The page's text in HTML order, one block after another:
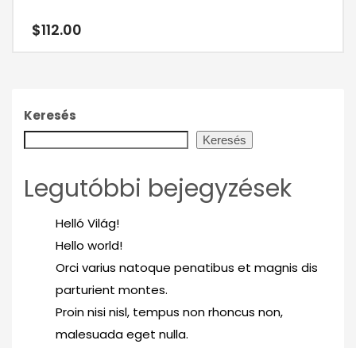
$112.00
Keresés
Keresés
Legutóbbi bejegyzések
Helló Világ!
Hello world!
Orci varius natoque penatibus et magnis dis
parturient montes.
Proin nisi nisl, tempus non rhoncus non,
malesuada eget nulla.